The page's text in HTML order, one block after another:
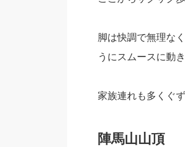
脚は快調で無理な
うにスムースに動
家族連れも多くぐ
陣馬山山頂